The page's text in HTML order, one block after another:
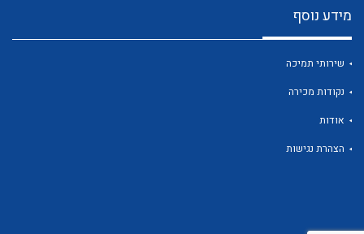
מידע נוסף
שירותי תמיכה
נקודות מכירה
אודות
הצהרת נגישות